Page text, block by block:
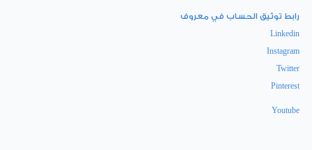
رابط توثيق الحساب في معروف
Linkedin
Instagram
Twitter
Pinterest
Youtube